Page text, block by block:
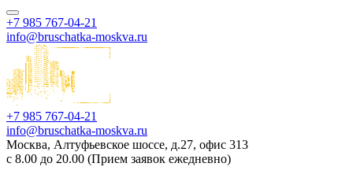
+7 985 767-04-21
info@bruschatka-moskva.ru
+7 985 767-04-21
info@bruschatka-moskva.ru
Москва, Алтуфьевское шоссе, д.27, офис 313
с 8.00 до 20.00 (Прием заявок ежедневно)